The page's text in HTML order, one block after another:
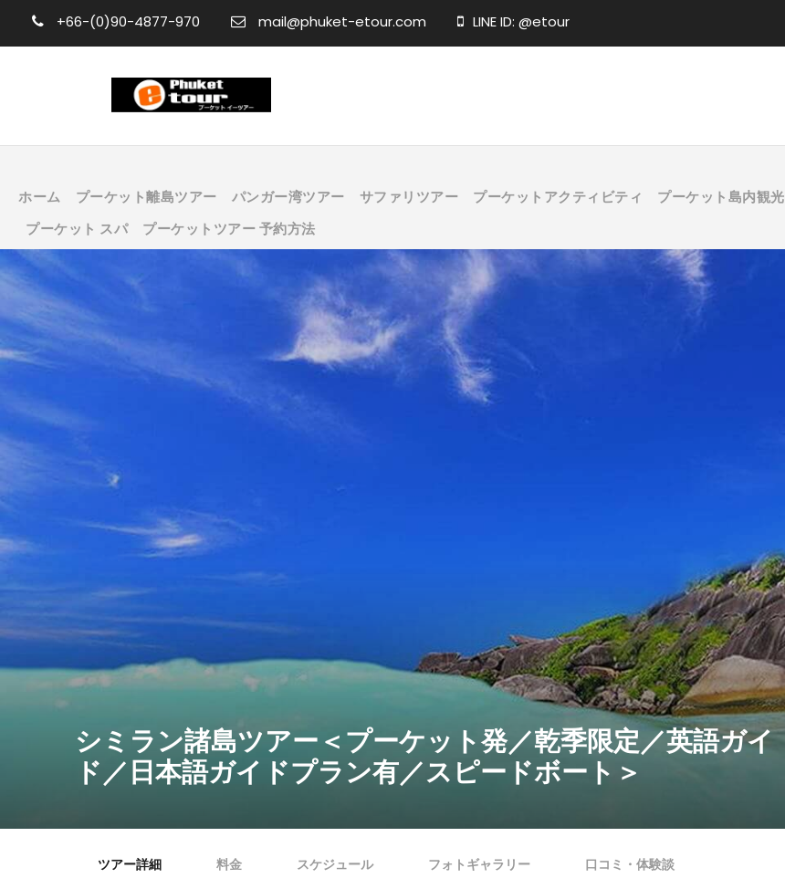
+66-(0)90-4877-970 mail@phuket-etour.com LINE ID: @etour
ホーム プーケット離島ツアー パンガー湾ツアー サファリツアー プーケットアクティビティ プーケット島内観光
プーケット スパ
プーケットツアー 予約方法
シミラン諸島ツアー＜プーケット発／乾季限定／英語ガイ
ド／日本語ガイドプラン有／スピードボート＞
ツアー詳細 料金 スケジュール フォトギャラリー 口コミ・体験談